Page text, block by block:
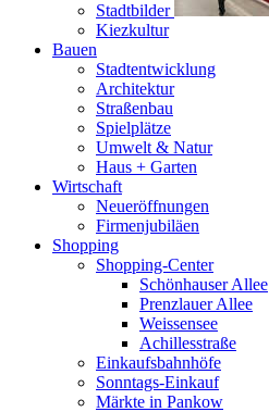
Stadtbilder
Kiezkultur
Bauen
Stadtentwicklung
Architektur
Straßenbau
Spielplätze
Umwelt & Natur
Haus + Garten
Wirtschaft
Neueröffnungen
Firmenjubiläen
Shopping
Shopping-Center
Schönhauser Allee
Prenzlauer Allee
Weissensee
Achillesstraße
Einkaufsbahnhöfe
Sonntags-Einkauf
Märkte in Pankow